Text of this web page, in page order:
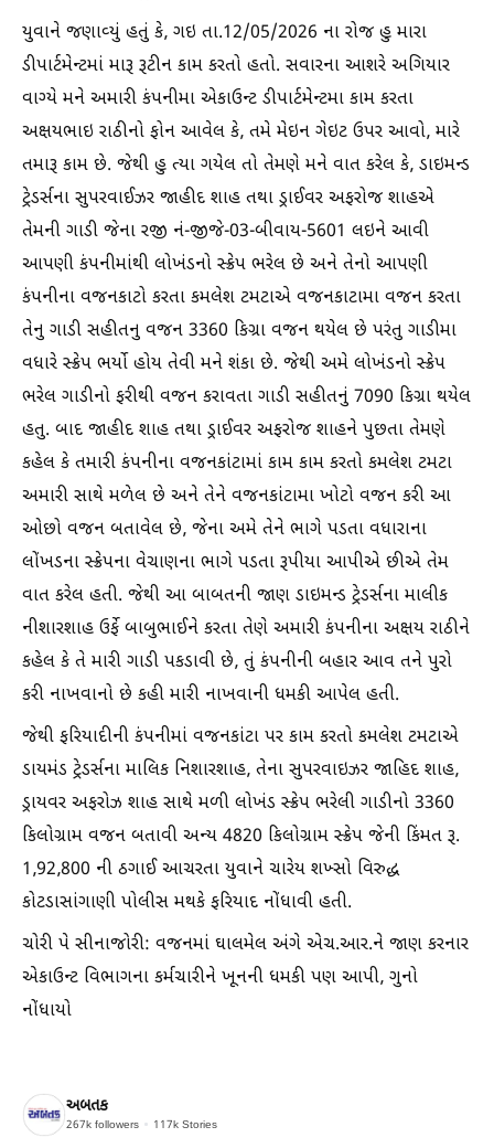
યુવાને જણાવ્યું હતું કે, ગઇ તા.12/05/2026 ના રોજ હુ મારા
ડીપાર્ટમેન્ટમાં મારૂ રૂટીન કામ કરતો હતો. સવારના આશરે અગિયાર
વાગ્યે મને અમારી કંપનીમા એકાઉન્ટ ડીપાર્ટમેન્ટમા કામ કરતા
અક્ષયભાઇ રાઠીનો ફોન આવેલ કે, તમે મેઇન ગેઇટ ઉપર આવો, મારે
તમારૂ કામ છે. જેથી હુ ત્યા ગયેલ તો તેમણે મને વાત કરેલ કે, ડાઇમન્ડ
ટ્રેડર્સના સુપરવાઈઝર જાહીદ શાહ તથા ડ્રાઈવર અફરોજ શાહએ
તેમની ગાડી જેના રજી નં-જીજે-03-બીવાય-5601 લઇને આવી
આપણી કંપનીમાંથી લોખંડનો સ્ક્રેપ ભરેલ છે અને તેનો આપણી
કંપનીના વજનકાટો કરતા કમલેશ ટમટાએ વજનકાટામા વજન કરતા
તેનુ ગાડી સહીતનુ વજન 3360 કિગ્રા વજન થયેલ છે પરંતુ ગાડીમા
વધારે સ્ક્રેપ ભર્યો હોય તેવી મને શંકા છે. જેથી અમે લોખંડનો સ્ક્રેપ
ભરેલ ગાડીનો ફરીથી વજન કરાવતા ગાડી સહીતનું 7090 કિગ્રા થયેલ
હતુ. બાદ જાહીદ શાહ તથા ડ્રાઈવર અફરોજ શાહને પુછતા તેમણે
કહેલ કે તમારી કંપનીના વજનકાંટામાં કામ કામ કરતો કમલેશ ટમટા
અમારી સાથે મળેલ છે અને તેને વજનકાંટામા ખોટો વજન કરી આ
ઓછો વજન બતાવેલ છે, જેના અમે તેને ભાગે પડતા વધારાના
લોંખડના સ્ક્રેપના વેચાણના ભાગે પડતા રૂપીયા આપીએ છીએ તેમ
વાત કરેલ હતી. જેથી આ બાબતની જાણ ડાઇમન્ડ ટ્રેડર્સના માલીક
નીશારશાહ ઉર્ફે બાબુભાઈને કરતા તેણે અમારી કંપનીના અક્ષય રાઠીને
કહેલ કે તે મારી ગાડી પકડાવી છે, તું કંપનીની બહાર આવ તને પુરો
કરી નાખવાનો છે કહી મારી નાખવાની ધમકી આપેલ હતી.
જેથી ફરિયાદીની કંપનીમાં વજનકાંટા પર કામ કરતો કમલેશ ટમટાએ
ડાયમંડ ટ્રેડર્સના માલિક નિશારશાહ, તેના સુપરવાઇઝર જાહિદ શાહ,
ડ્રાયવર અફરોઝ શાહ સાથે મળી લોખંડ સ્ક્રેપ ભરેલી ગાડીનો 3360
કિલોગ્રામ વજન બતાવી અન્ય 4820 કિલોગ્રામ સ્ક્રેપ જેની કિંમત રૂ.
1,92,800 ની ઠગાઈ આચરતા યુવાને ચારેય શખ્સો વિરુદ્ધ
કોટડાસાંગાણી પોલીસ મથકે ફરિયાદ નોંધાવી હતી.
ચોરી પે સીનાજોરી: વજનમાં ઘાલમેલ અંગે એચ.આર.ને જાણ કરનાર
એકાઉન્ટ વિભાગના કર્મચારીને ખૂનની ધમકી પણ આપી, ગુનો
નોંધાયો
અબતક
267k followers 117k Stories